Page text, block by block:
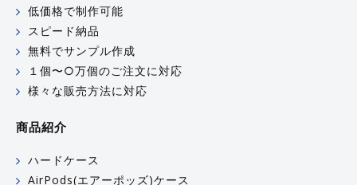
低価格で制作可能
スピード納品
無料でサンプル作成
１個〜○万個のご注文に対応
様々な販売方法に対応
商品紹介
ハードケース
AirPods(エアーポッズ)ケース